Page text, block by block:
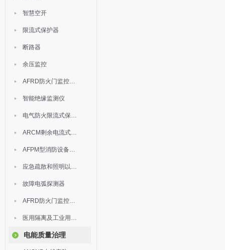
智慧空开
限流式保护器
断路器
余压监控
AFRD防火门监控模块
智能绝缘监测仪
电气防火限流式保护器
ARCM剩余电流式电气火灾监控装置
AFPM型消防设备电源监控系统
应急疏散和照明以及灯具
故障电弧探测器
AFRD防火门监控系统
医用隔离及工业用电绝缘检测
电能质量治理